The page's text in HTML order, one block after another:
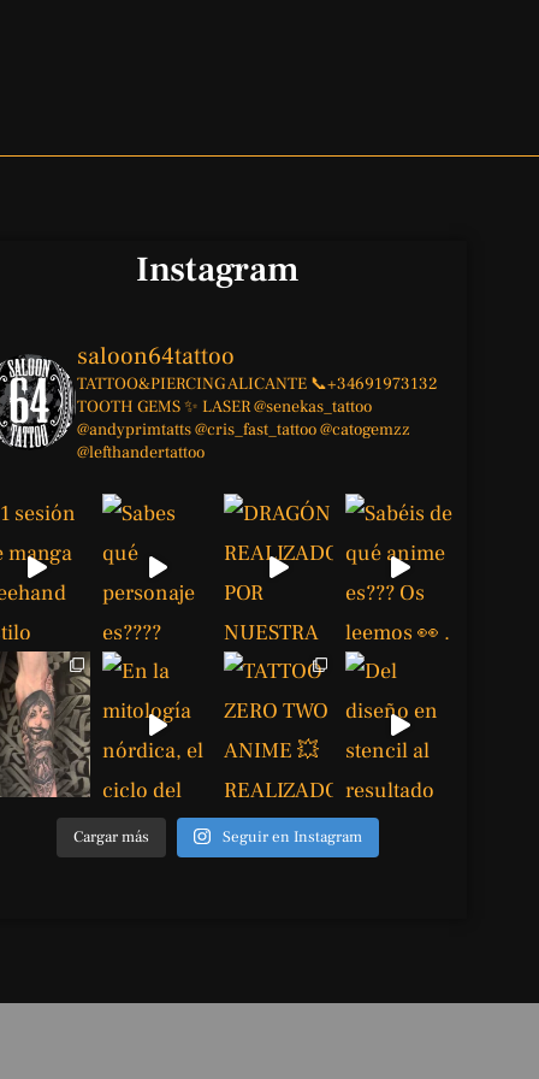
Instagram
saloon64tattoo
TATTOO&PIERCINGALICANTE 📞+34691973132
TOOTH GEMS ✨ LASER@senekas_tattoo
@andyprimtatts@cris_fast_tattoo@catogemzz
@lefthandertattoo
Cargar más Seguir en Instagram